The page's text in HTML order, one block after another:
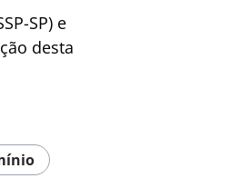
SP) e
desta